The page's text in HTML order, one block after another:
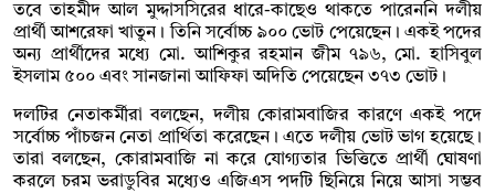
তবে তাহমীদ আল মুদ্দাসসিরের ধারে-কাছেও থাকতে পারেননি দলীয়
প্রার্থী আশরেফা খাতুন। তিনি সর্বোচ্চ ৯০০ ভোট পেয়েছেন। একই পদের
অন্য প্রার্থীদের মধ্যে মো. আশিকুর রহমান জীম ৭৯৬, মো. হাসিবুল
ইসলাম ৫০০ এবং সানজানা আফিফা অদিতি পেয়েছেন ৩৭৩ ভোট।
দলটির নেতাকর্মীরা বলছেন, দলীয় কোরামবাজির কারণে একই পদে
সর্বোচ্চ পাঁচজন নেতা প্রার্থিতা করেছেন। এতে দলীয় ভোট ভাগ হয়েছে।
তারা বলছেন, কোরামবাজি না করে যোগ্যতার ভিত্তিতে প্রার্থী ঘোষণা
করলে চরম ভরাডুবির মধ্যেও এজিএস পদটি ছিনিয়ে নিয়ে আসা সম্ভব